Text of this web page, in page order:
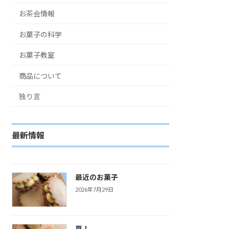
お茶会情報
お菓子の科学
お菓子教室
商品について
独り言
最新情報
最近のお菓子
2026年7月29日